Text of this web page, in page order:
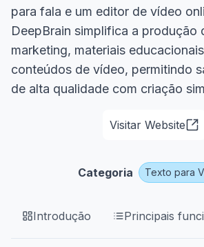
para fala e um editor de vídeo
DeepBrain simplifica a produção
marketing, materiais
conteúdos de vídeo, permitindo
de alta qualidade com criação
Visitar Website
Categoria Texto para
Introdução Principais